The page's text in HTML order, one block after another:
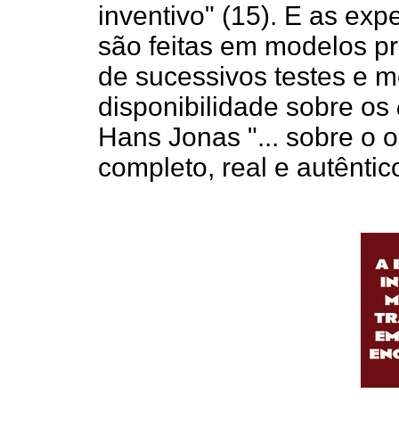
inventivo" (15). E as
são feitas em modelos
de sucessivos testes e
disponibilidade sobre os
Hans Jonas "... sobre o
completo, real e